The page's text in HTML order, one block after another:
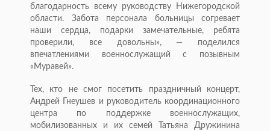
благодарность всему руководству Нижегородской
области. Забота персонала больницы согревает
наши сердца, подарки замечательные, ребята
проверили, все довольны», — поделился
впечатлениями военнослужащий с позывным
«Муравей».
Тех, кто не смог посетить праздничный концерт,
Андрей Гнеушев и руководитель координационного
центра по поддержке военнослужащих,
мобилизованных и их семей Татьяна Дружинина